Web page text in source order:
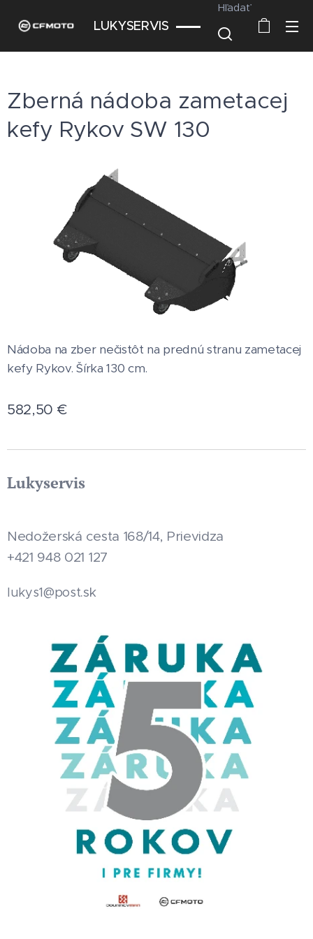
LUKYSERVIS
Hľadať
Zberná nádoba zametacej
kefy Rykov SW 130
Nádoba na zber nečistôt na prednú stranu zametacej
kefy Rykov. Šírka 130 cm.
582,50 €
Lukyservis
Nedožerská cesta 168/14, Prievidza
+421 948 021 127
lukys1@post.sk